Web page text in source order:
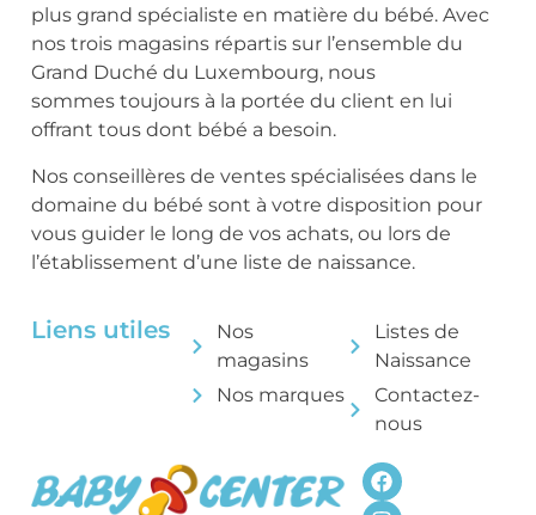
plus grand spécialiste en matière du bébé. Avec
nos trois magasins répartis sur l’ensemble du
Grand Duché du Luxembourg, nous
sommes toujours à la portée du client en lui
offrant tous dont bébé a besoin.
Nos conseillères de ventes spécialisées dans le
domaine du bébé sont à votre disposition pour
vous guider le long de vos achats, ou lors de
l’établissement d’une liste de naissance.
Liens utiles
Nos
magasins
Nos marques
Listes de
Naissance
Contactez-
nous